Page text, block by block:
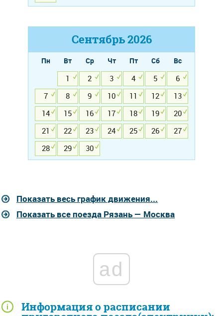
Информация о расписании
Сентябрь2026
Пн Вт Ср Чт Пт Сб
Вс
1
2 3 4 5
6
7
8 9 10 11 12
13
14
15 16 17 18 19
20
21
22 23 24 25 26
27
28
29 30
Показать весь график движения...
Показать все поезда Рязань — Москва
ad